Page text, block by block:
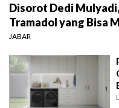
Disorot Dedi
Tramadol yang Bisa
JABAR